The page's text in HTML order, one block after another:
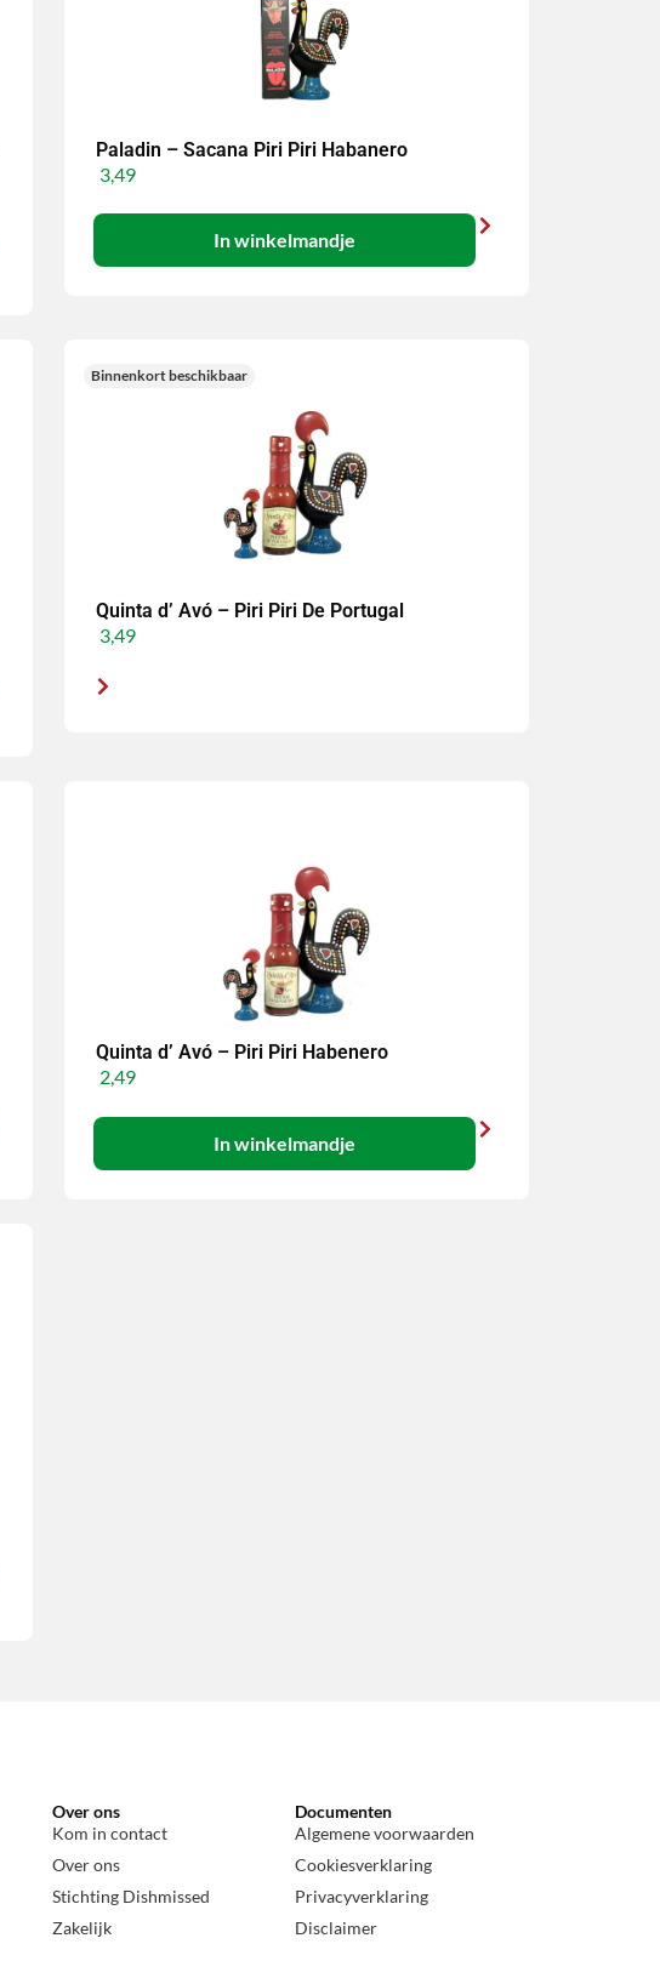
Paladin – Sacana Piri Piri Habanero
3,49
In winkelmandje
Binnenkort beschikbaar
Quinta d’ Avó – Piri Piri De Portugal
3,49
Quinta d’ Avó – Piri Piri Habenero
2,49
In winkelmandje
Over ons
Kom in contact
Over ons
Stichting Dishmissed
Zakelijk
Documenten
Algemene voorwaarden
Cookiesverklaring
Privacyverklaring
Disclaimer